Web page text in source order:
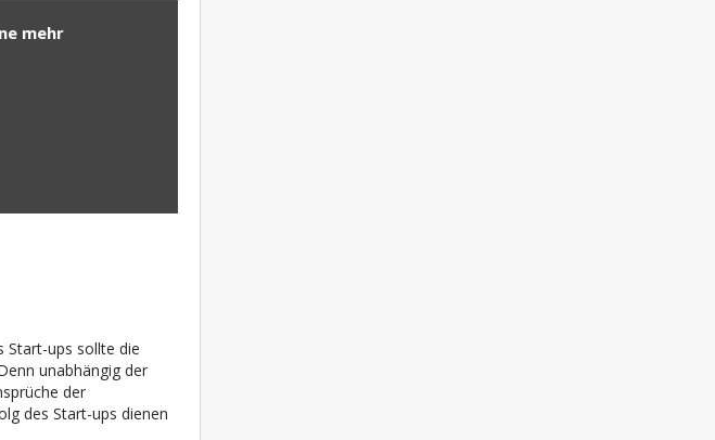
mehr
Start-ups sollte die
unabhängig der
der
des Start-ups dienen